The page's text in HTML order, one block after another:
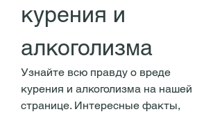
курения и
алкоголизма
Узнайте всю правду о вреде
курения и алкоголизма на нашей
странице. Интересные факты,